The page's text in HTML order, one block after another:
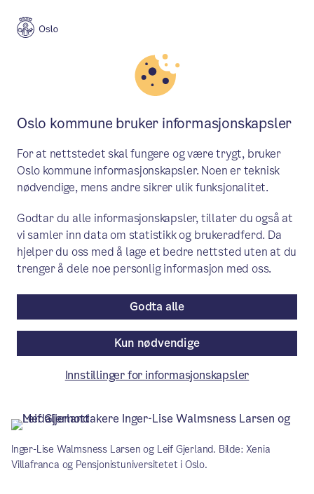
Disse får St. Hallvard-medaljen
Oslo bys høyeste utmerkelse tildeles
krisesenterleder Inger-Lise Walmsness
Larsen og historieformidler Leif Gjerland
for deres verdifulle innsats for
hovedstaden.
/ Publisert: 14.03.2024
Av Bystyrets sekretariat
Artikkelen er mer enn ett år gammel.
Inger-Lise Walmsness Larsen og Leif Gjerland. Bilde: Xenia
Villafranca og Pensjonistuniversitetet i Oslo.
Oslo kommune bruker informasjonskapsler
For at nettstedet skal fungere og være trygt, bruker
Oslo kommune informasjonskapsler. Noen er teknisk
nødvendige, mens andre sikrer ulik funksjonalitet.
Godtar du alle informasjonskapsler, tillater du også at
vi samler inn data om statistikk og brukeradferd. Da
hjelper du oss med å lage et bedre nettsted uten at du
trenger å dele noe personlig informasjon med oss.
Kun nødvendige
Godta alle
Innstillinger for informasjonskapsler